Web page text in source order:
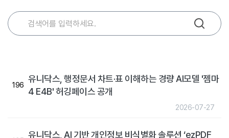
196
유니닥스, 행정문서 차트·표 이해하는 경량 AI모델 '젬마
4 E4B' 허깅페이스 공개
2026-07-27
유니닥스, AI 기반 개인정보 비식별화 솔루션 ‘ezPDF